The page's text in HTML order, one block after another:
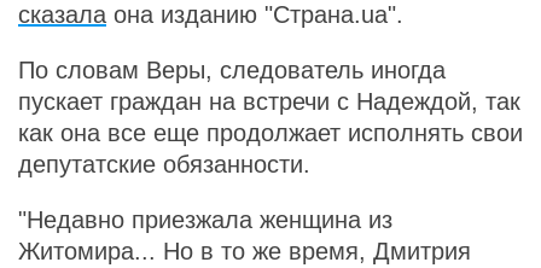
сказала она изданию "Страна.ua".
По словам Веры, следователь иногда
пускает граждан на встречи с Надеждой, так
как она все еще продолжает исполнять свои
депутатские обязанности.
"Недавно приезжала женщина из
Житомира... Но в то же время, Дмитрия